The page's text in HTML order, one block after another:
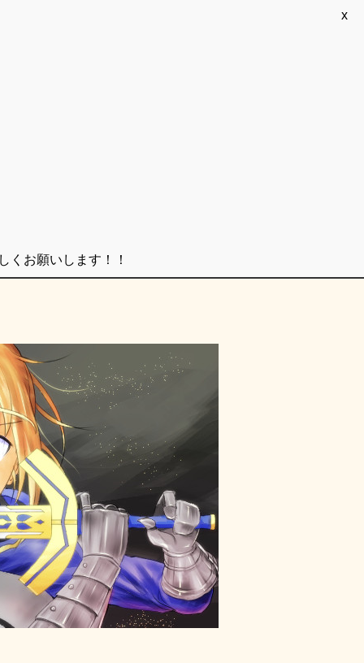
x
くお願いします！！